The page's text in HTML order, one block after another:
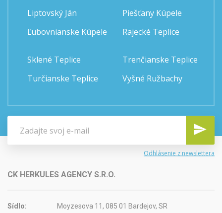
Liptovský Ján
Ľubovnianske Kúpele
Piešťany Kúpele
Rajecké Teplice
Sklené Teplice
Turčianske Teplice
Trenčianske Teplice
Vyšné Ružbachy
Odhlásenie z newslettera
CK HERKULES AGENCY S.R.O.
Sídlo:
Moyzesova 11, 085 01 Bardejov, SR